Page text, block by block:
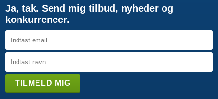
Ja, tak. Send mig tilbud, nyheder og
konkurrencer.